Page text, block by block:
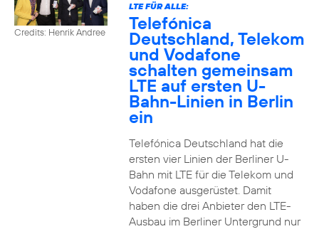
Credits: Henrik Andree
LTE FÜR ALLE:
Telefónica
Deutschland, Telekom
und Vodafone
schalten gemeinsam
LTE auf ersten U-
Bahn-Linien in Berlin
ein
Telefónica Deutschland hat die
ersten vier Linien der Berliner U-
Bahn mit LTE für die Telekom und
Vodafone ausgerüstet. Damit
haben die drei Anbieter den LTE-
Ausbau im Berliner Untergrund nur